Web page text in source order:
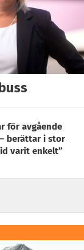
för avgående
berättar i stor
varit enkelt”